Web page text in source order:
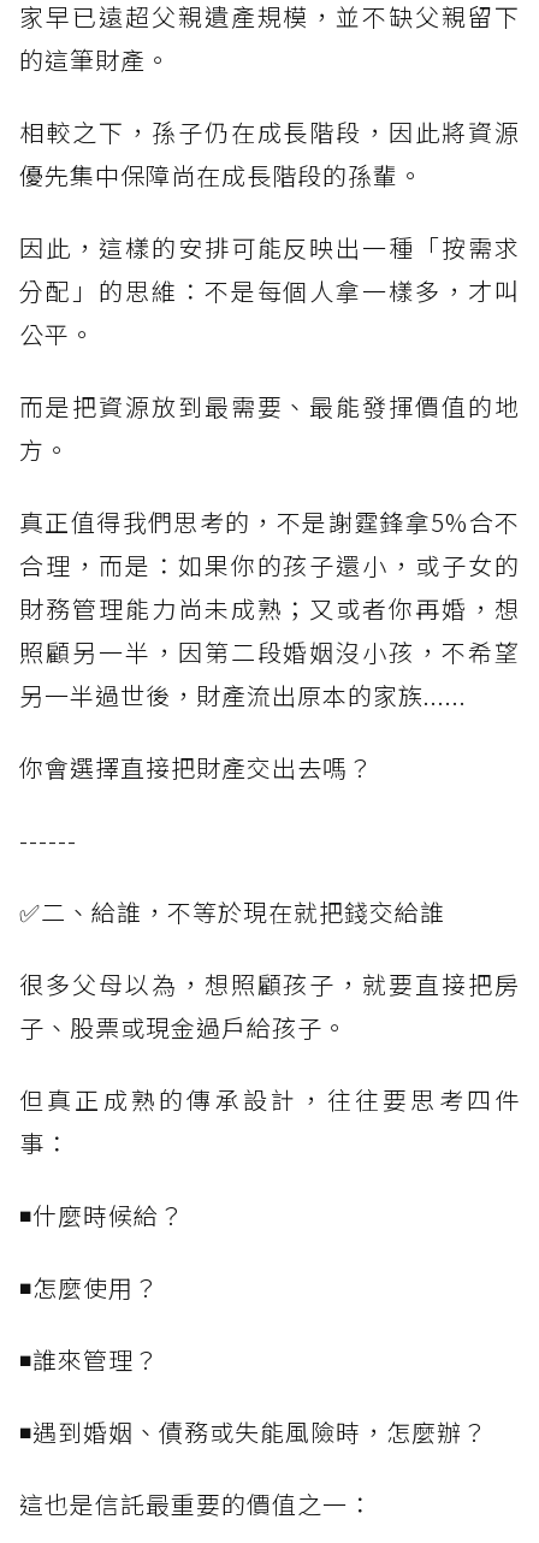
家早已遠超父親遺產規模，並不缺父親留下
的這筆財產。
相較之下，孫子仍在成長階段，因此將資源
優先集中保障尚在成長階段的孫輩。
因此，這樣的安排可能反映出一種「按需求
分配」的思維：不是每個人拿一樣多，才叫
公平。
而是把資源放到最需要、最能發揮價值的地
方。
真正值得我們思考的，不是謝霆鋒拿5%合不
合理，而是：如果你的孩子還小，或子女的
財務管理能力尚未成熟；又或者你再婚，想
照顧另一半，因第二段婚姻沒小孩，不希望
另一半過世後，財產流出原本的家族......
你會選擇直接把財產交出去嗎？
------
✅二、給誰，不等於現在就把錢交給誰
很多父母以為，想照顧孩子，就要直接把房
子、股票或現金過戶給孩子。
但真正成熟的傳承設計，往往要思考四件
事：
◾什麼時候給？
◾怎麼使用？
◾誰來管理？
◾遇到婚姻、債務或失能風險時，怎麼辦？
這也是信託最重要的價值之一：